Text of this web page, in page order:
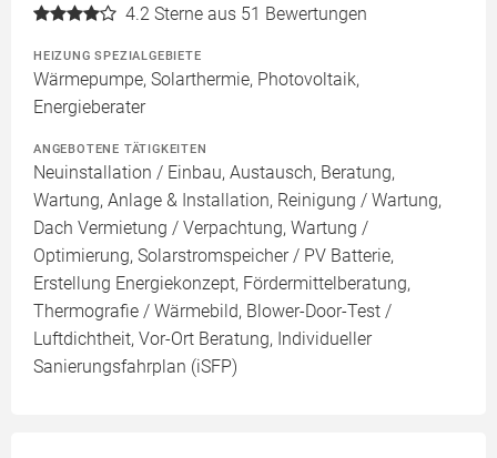
4.2 Sterne aus 51 Bewertungen
HEIZUNG SPEZIALGEBIETE
Wärmepumpe, Solarthermie, Photovoltaik,
Energieberater
ANGEBOTENE TÄTIGKEITEN
Neuinstallation / Einbau, Austausch, Beratung,
Wartung, Anlage & Installation, Reinigung / Wartung,
Dach Vermietung / Verpachtung, Wartung /
Optimierung, Solarstromspeicher / PV Batterie,
Erstellung Energiekonzept, Fördermittelberatung,
Thermografie / Wärmebild, Blower-Door-Test /
Luftdichtheit, Vor-Ort Beratung, Individueller
Sanierungsfahrplan (iSFP)